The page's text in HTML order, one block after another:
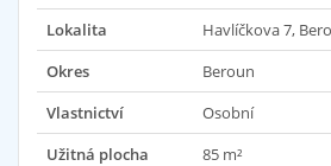
Lokalita
Havlíčkova 7,
Okres
Beroun
Vlastnictví
Osobní
Užitná plocha
85 m²